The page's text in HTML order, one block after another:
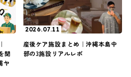
聞
ヤ
2026.07.11
産後ケア施設まとめ｜沖縄本島中
部の3施設リアルレポ